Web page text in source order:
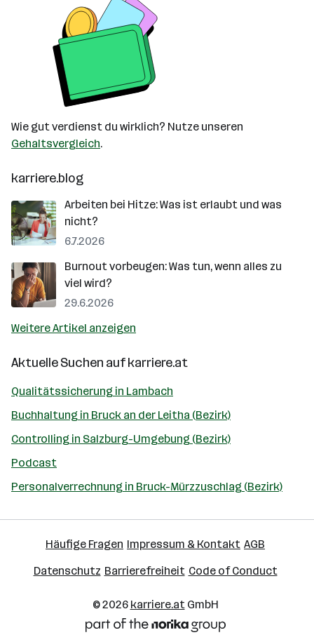
Wie gut verdienst du wirklich? Nutze unseren
Gehaltsvergleich.
karriere.blog
Arbeiten bei Hitze: Was ist erlaubt und was
nicht?
6.7.2026
Burnout vorbeugen: Was tun, wenn alles zu
viel wird?
29.6.2026
Weitere Artikel anzeigen
Aktuelle Suchen aufkarriere.at
Qualitätssicherung in Lambach
Buchhaltung in Bruck an der Leitha (Bezirk)
Controlling in Salzburg-Umgebung (Bezirk)
Podcast
Personalverrechnung in Bruck-Mürzzuschlag (Bezirk)
Häufige Fragen Impressum & Kontakt AGB
Datenschutz Barrierefreiheit Code of Conduct
© 2026 karriere.atGmbH